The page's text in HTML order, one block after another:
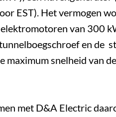
EST). Het vermogen
van 300
en de
maximum snelheid van
met D&A Electric